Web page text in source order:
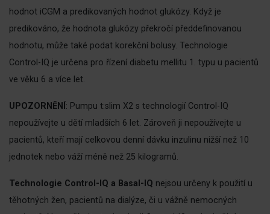
hodnot iCGM a predikovaných hodnot glukózy. Když je
predikováno, že hodnota glukózy překročí předdefinovanou
hodnotu, může také podat korekční bolusy. Technologie
Control-IQ je určena pro řízení diabetu mellitu 1. typu u pacientů
ve věku 6 a více let.
UPOZORNĚNÍ : Pumpu t:slim X2 s technologií Control-IQ
nepoužívejte u dětí mladších 6 let. Zároveň ji nepoužívejte u
pacientů, kteří mají celkovou denní dávku inzulinu nižší než 10
jednotek nebo váží méně než 25 kilogramů.
Technologie Control-IQ a Basal-IQ nejsou určeny k použití u
těhotných žen, pacientů na dialýze, či u vážně nemocných